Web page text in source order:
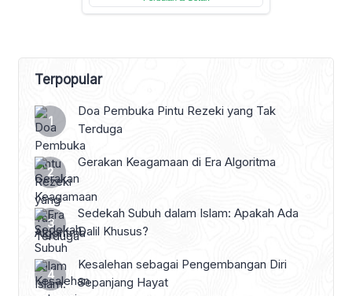
Terpopular
Doa Pembuka Pintu Rezeki yang Tak
Terduga
Gerakan Keagamaan di Era Algoritma
Sedekah Subuh dalam Islam: Apakah Ada
Dalil Khusus?
Kesalehan sebagai Pengembangan Diri
Sepanjang Hayat